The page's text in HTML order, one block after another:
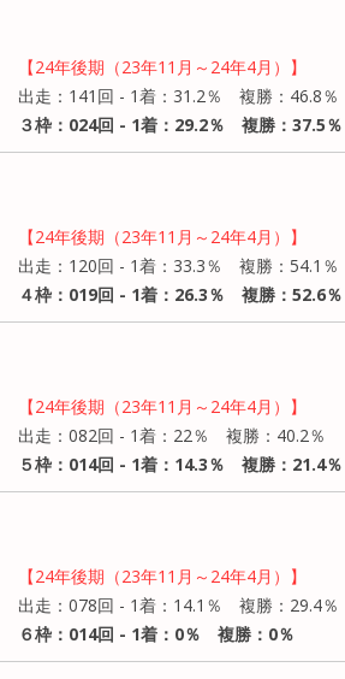
【24年後期（23年11月～24年4月）】
出走：141回 - 1着：31.2％ 複勝：46.8％
３枠：024回 - 1着：29.2％ 複勝：37.5％
【24年後期（23年11月～24年4月）】
出走：120回 - 1着：33.3％ 複勝：54.1％
４枠：019回 - 1着：26.3％ 複勝：52.6％
【24年後期（23年11月～24年4月）】
出走：082回 - 1着：22％ 複勝：40.2％
５枠：014回 - 1着：14.3％ 複勝：21.4％
【24年後期（23年11月～24年4月）】
出走：078回 - 1着：14.1％ 複勝：29.4％
６枠：014回 - 1着：0％ 複勝：0％